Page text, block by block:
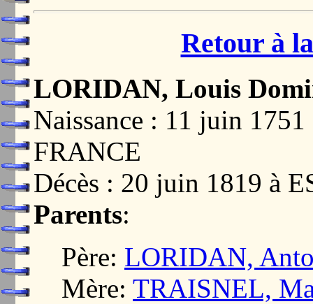
Retour à
LORIDAN, Louis
Naissance : 11 juin
FRANCE
Décès : 20 juin 1819 à
Parents:
Père: LORIDAN,
Mère: TRAISNEL,